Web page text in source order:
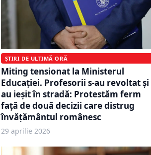
ȘTIRI DE ULTIMĂ ORĂ
Miting tensionat la Ministerul
Educației. Profesorii s-au revoltat și
au ieșit în stradă: Protestăm ferm
faţă de două decizii care distrug
învăţământul românesc
29 aprilie 2026